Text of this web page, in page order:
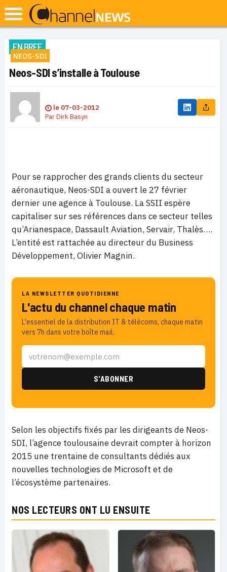
EN BREF
NEOS-SDI
Neos-SDI s’installe à Toulouse
le 07-03-2012
ParDirk Basyn
Pour se rapprocher des grands clients du secteur
aéronautique, Neos-SDI a ouvert le 27 février
dernier une agence à Toulouse. La SSII espère
capitaliser sur ses références dans ce secteur telles
qu’Arianespace, Dassault Aviation, Servair, Thalès….
L’entité est rattachée au directeur du Business
Développement, Olivier Magnin.
LA NEWSLETTER QUOTIDIENNE
L'actu du channel chaque matin
L'essentiel de la distribution IT & télécoms, chaque matin
vers 7h dans votre boîte mail.
Selon les objectifs fixés par les dirigeants de Neos-
SDI, l’agence toulousaine devrait compter à horizon
2015 une trentaine de consultants dédiés aux
nouvelles technologies de Microsoft et de
l’écosystème partenaires.
NOS LECTEURS ONT LU ENSUITE